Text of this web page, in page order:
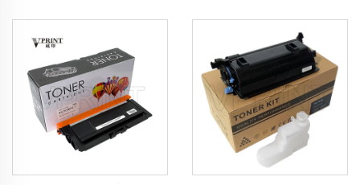
Samsung ML 3310 3312
3375 3700 3710 3712
4020 4070 4075 4080
4833
M140 P140 M 240 140 P
140 Altri Consumabili
per Stampanti